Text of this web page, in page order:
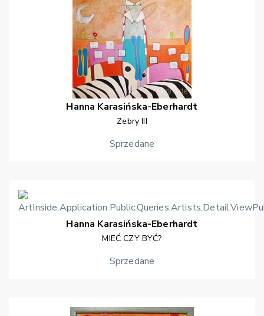
Hanna Karasińska-Eberhardt
Zebry III
Sprzedane
Hanna Karasińska-Eberhardt
MIEĆ CZY BYĆ?
Sprzedane